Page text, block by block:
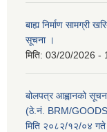
बाह्य निर्माण सामग्री
सूचना ।
मिति: 03/20/2026 -
बोलपत्र आह्वानको
(ठे.नं. BRM/
मिति २०८२/१२/०४